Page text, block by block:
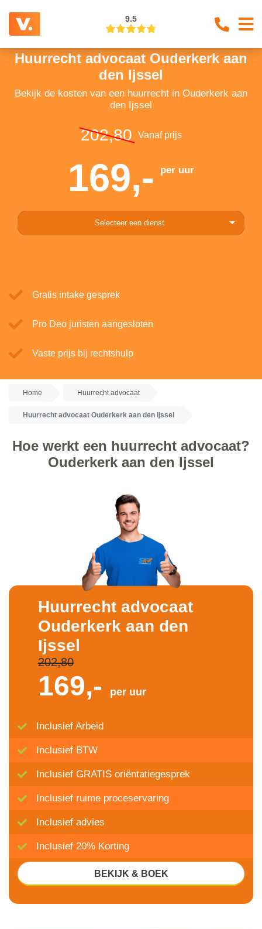
9.5
Huurrecht advocaat Ouderkerk aan
den Ijssel
Bekijk de kosten van een huurrecht in Ouderkerk aan
den Ijssel
202,80 Vanaf prijs
169,- per uur
Selecteer een dienst
Gratis intake gesprek
Pro Deo juristen aangesloten
Vaste prijs bij rechtshulp
Home Huurrecht advocaat
Huurrecht advocaat Ouderkerk aan den Ijssel
Hoe werkt een huurrecht advocaat?
Ouderkerk aan den Ijssel
Huurrecht advocaat
Ouderkerk aan den
Ijssel
202,80
169,- per uur
Inclusief Arbeid
Inclusief BTW
Inclusief GRATIS oriëntatiegesprek
Inclusief ruime proceservaring
Inclusief advies
Inclusief 20% Korting
BEKIJK & BOEK